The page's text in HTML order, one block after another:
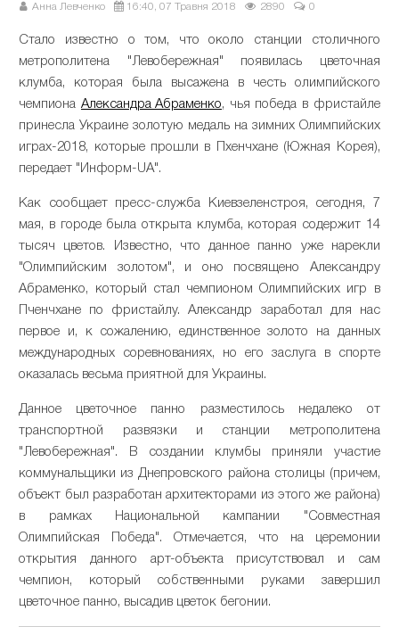
Анна Левченко 16:40, 07 Травня 2018 2890 0
Стало известно о том, что около станции столичного
метрополитена "Левобережная" появилась цветочная
клумба, которая была высажена в честь олимпийского
чемпиона Александра Абраменко, чья победа в фристайле
принесла Украине золотую медаль на зимних Олимпийских
играх-2018, которые прошли в Пхенчхане (Южная Корея),
передает "Информ-UA".
Как сообщает пресс-служба Киевзеленстроя, сегодня, 7
мая, в городе была открыта клумба, которая содержит 14
тысяч цветов. Известно, что данное панно уже нарекли
"Олимпийским золотом", и оно посвящено Александру
Абраменко, который стал чемпионом Олимпийских игр в
Пченчхане по фристайлу. Александр заработал для нас
первое и, к сожалению, единственное золото на данных
международных соревнованиях, но его заслуга в спорте
оказалась весьма приятной для Украины.
Данное цветочное панно разместилось недалеко от
транспортной развязки и станции метрополитена
"Левобережная". В создании клумбы приняли участие
коммунальщики из Днепровского района столицы (причем,
объект был разработан архитекторами из этого же района)
в рамках Национальной кампании "Совместная
Олимпийская Победа". Отмечается, что на церемонии
открытия данного арт-объекта присутствовал и сам
чемпион, который собственными руками завершил
цветочное панно, высадив цветок бегонии.